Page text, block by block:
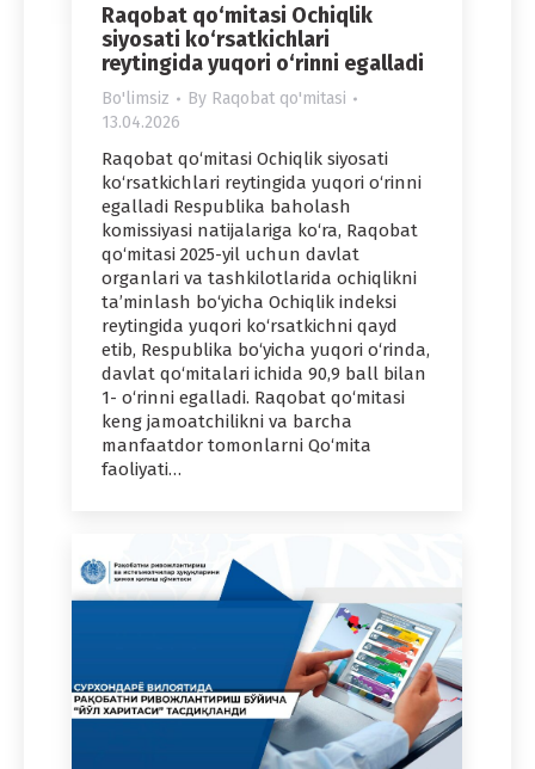
Raqobat qo‘mitasi Ochiqlik
siyosati ko‘rsatkichlari
reytingida yuqori o‘rinni egalladi
Bo'limsiz By Raqobat qo'mitasi
13.04.2026
Raqobat qo‘mitasi Ochiqlik siyosati
ko‘rsatkichlari reytingida yuqori o‘rinni
egalladi Respublika baholash
komissiyasi natijalariga ko‘ra, Raqobat
qo‘mitasi 2025-yil uchun davlat
organlari va tashkilotlarida ochiqlikni
ta’minlash bo‘yicha Ochiqlik indeksi
reytingida yuqori ko‘rsatkichni qayd
etib, Respublika bo‘yicha yuqori o‘rinda,
davlat qo‘mitalari ichida 90,9 ball bilan
1- o‘rinni egalladi. Raqobat qo‘mitasi
keng jamoatchilikni va barcha
manfaatdor tomonlarni Qo‘mita
faoliyati…